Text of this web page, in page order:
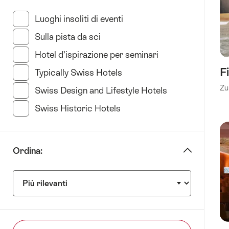
base
Tipo
di
Luoghi insoliti di eventi (35 Risultati in questa
Sulla pista da sci (11 Risultati in questa categoria)
Hotel d’ispirazione per seminari (34 Risultati in
Typically Swiss Hotels (23 Risultati in questa
Swiss Design and Lifestyle Hotels (35 Risultati in
Swiss Historic Hotels
Ordina: